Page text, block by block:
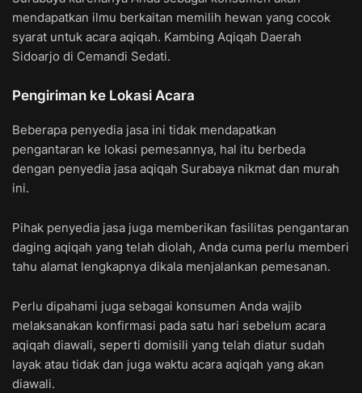
mendapatkan ilmu berkaitan memilih hewan yang cocok
syarat untuk acara aqiqah. Kambing Aqiqah Daerah
Sidoarjo di Cemandi Sedati.
Pengiriman ke Lokasi Acara
Beberapa penyedia jasa ini tidak mendapatkan
pengantaran ke lokasi pemesannya, hal itu berbeda
dengan penyedia jasa aqiqah Surabaya nikmat dan murah
ini.
Pihak penyedia jasa juga memberikan fasilitas pengantaran
daging aqiqah yang telah diolah, Anda cuma perlu memberi
tahu alamat lengkapnya dikala menjalankan pemesanan.
Perlu dipahami juga sebagai konsumen Anda wajib
melaksanakan konfirmasi pada satu hari sebelum acara
aqiqah diawali, seperti domisili yang telah diatur sudah
layak atau tidak dan juga waktu acara aqiqah yang akan
diawali.